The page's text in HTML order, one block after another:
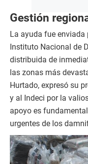
Gestión
La ayuda fue enviada
Instituto Nacional de
distribuida de
las zonas más
Hurtado, expresó su
y al Indeci por la
apoyo es
urgentes de los